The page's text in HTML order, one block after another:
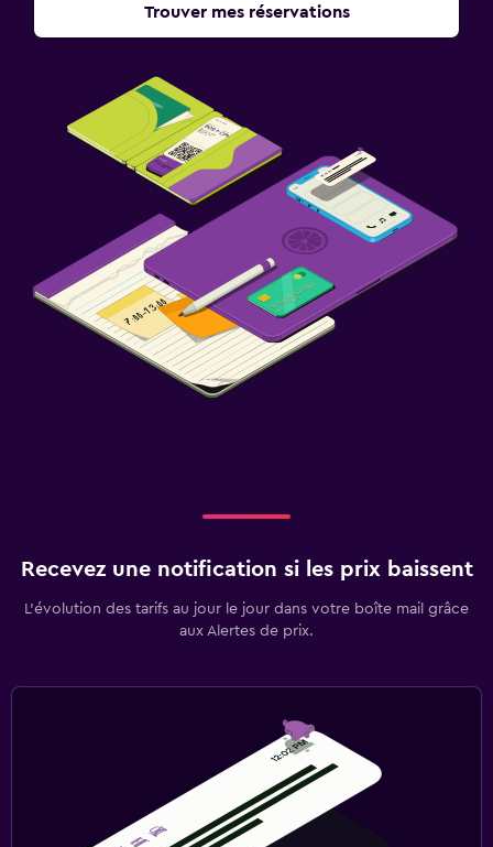
Trouver mes réservations
Recevez une notification si les prix baissent
L’évolution des tarifs au jour le jour dans votre boîte mail grâce
aux Alertes de prix.